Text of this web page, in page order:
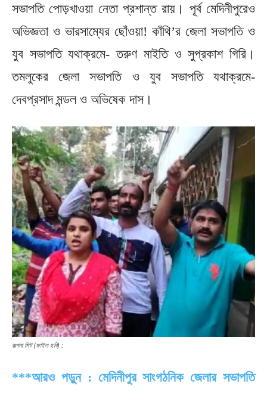
সভাপতি পোড়খাওয়া নেতা প্রশান্ত রায়। পূর্ব মেদিনীপুরেও
অভিজ্ঞতা ও ভারসাম্যের ছোঁওয়া! কাঁথি’র জেলা সভাপতি ও
যুব সভাপতি যথাক্রমে- তরুণ মাইতি ও সুপ্রকাশ গিরি।
তমলুকের জেলা সভাপতি ও যুব সভাপতি যথাক্রমে-
দেবপ্রসাদ মন্ডল ও অভিষেক দাস।
কল্পনা সিট (ফাইল ছবি) :
***আরও পড়ুন : মেদিনীপুর সাংগঠনিক জেলার সভাপতি